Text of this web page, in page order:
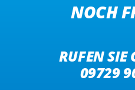
NOCH
RUFEN SIE
09729